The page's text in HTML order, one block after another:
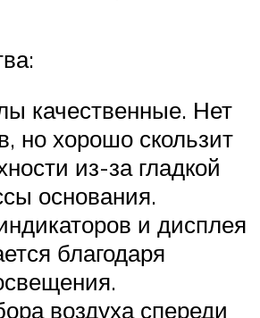
качественные. Нет
но хорошо скользит
из-за гладкой
основания.
и дисплея
благодаря
воздуха спереди